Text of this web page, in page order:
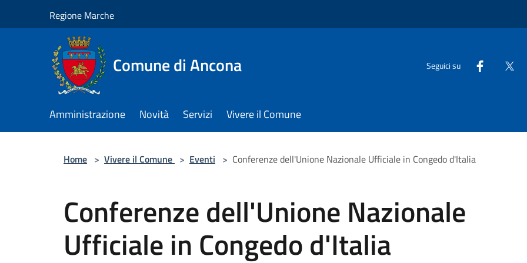
Regione Marche
Comune di Ancona Seguici su
Amministrazione Novità Servizi Vivere il Comune
Home > Vivere il Comune > Eventi > Conferenze dell'Unione Nazionale Ufficiale in Congedo d'Italia
Conferenze dell'Unione Nazionale
Ufficiale in Congedo d'Italia